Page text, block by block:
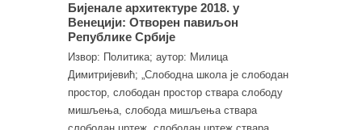
Бијенале архитектуре 2018. у
Венецији: Отворен павиљон
Републике Србије
Извор: Политика; аутор: Милица
Димитријевић; „Слободна школа је слободан
простор, слободан простор ствара слободу
мишљења, слобода мишљења ствара